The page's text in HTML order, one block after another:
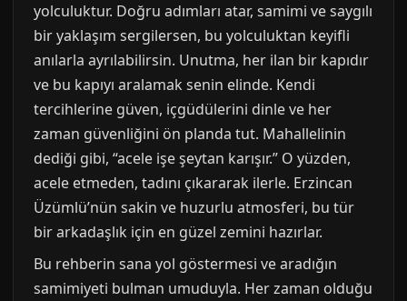
yolculuktur. Doğru adımları atar, samimi ve saygılı
bir yaklaşım sergilersen, bu yolculuktan keyifli
anılarla ayrılabilirsin. Unutma, her ilan bir kapıdır
ve bu kapıyı aralamak senin elinde. Kendi
tercihlerine güven, içgüdülerini dinle ve her
zaman güvenliğini ön planda tut. Mahallelinin
dediği gibi, “acele işe şeytan karışır.” O yüzden,
acele etmeden, tadını çıkararak ilerle. Erzincan
Üzümlü’nün sakin ve huzurlu atmosferi, bu tür
bir arkadaşlık için en güzel zemini hazırlar.
Bu rehberin sana yol göstermesi ve aradığın
samimiyeti bulman umuduyla. Her zaman olduğu